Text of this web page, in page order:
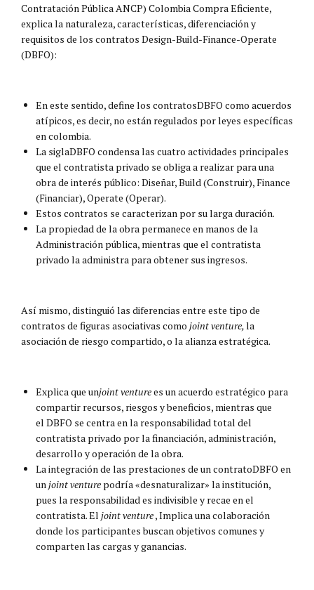
Contratación Pública ANCP) Colombia Compra Eficiente,
explica la naturaleza, características, diferenciación y
requisitos de los contratos Design-Build-Finance-Operate
(DBFO):
En este sentido, define los contratosDBFO como acuerdos
atípicos, es decir, no están regulados por leyes específicas
en colombia.
La siglaDBFO condensa las cuatro actividades principales
que el contratista privado se obliga a realizar para una
obra de interés público: Diseñar, Build (Construir), Finance
(Financiar), Operate (Operar).
Estos contratos se caracterizan por su larga duración.
La propiedad de la obra permanece en manos de la
Administración pública, mientras que el contratista
privado la administra para obtener sus ingresos.
Así mismo, distinguió las diferencias entre este tipo de
contratos de figuras asociativas como joint venture, la
asociación de riesgo compartido, o la alianza estratégica.
Explica que unjoint venturees un acuerdo estratégico para
compartir recursos, riesgos y beneficios, mientras que
el DBFO se centra en la responsabilidad total del
contratista privado por la financiación, administración,
desarrollo y operación de la obra.
La integración de las prestaciones de un contratoDBFO en
un joint venture podría «desnaturalizar» la institución,
pues la responsabilidad es indivisible y recae en el
contratista. El joint venture, Implica una colaboración
donde los participantes buscan objetivos comunes y
comparten las cargas y ganancias.